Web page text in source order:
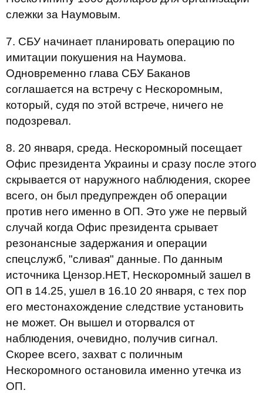
слежки за Наумовым.
7. СБУ начинает планировать операцию по
имитации покушения на Наумова.
Одновременно глава СБУ Баканов
соглашается на встречу с Нескоромным,
который, судя по этой встрече, ничего не
подозревал.
8. 20 января, среда. Нескоромный посещает
Офис президента Украины и сразу после этого
скрывается от наружного наблюдения, скорее
всего, он был предупрежден об операции
против него именно в ОП. Это уже не первый
случай когда Офис президента срывает
резонансные задержания и операции
спецслужб, "сливая" данные. По данным
источника Цензор.НЕТ, Нескоромный зашел в
ОП в 14.25, ушел в 16.10 20 января, с тех пор
его местонахождение следствие установить
не может. Он вышел и оторвался от
наблюдения, очевидно, получив сигнал.
Скорее всего, захват с поличным
Нескоромного остановила именно утечка из
ОП.